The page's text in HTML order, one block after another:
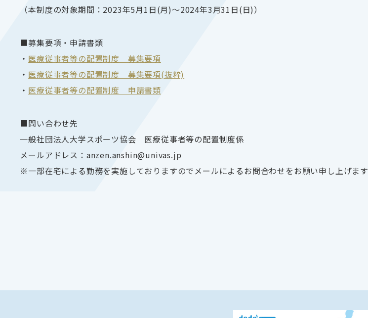
（本制度の対象期間：2023年5月1日(月)～2024年3月31日(日)）
■募集要項・申請書類
・ 医療従事者等の配置制度 募集要項
・ 医療従事者等の配置制度 募集要項(抜粋)
・ 医療従事者等の配置制度 申請書類
■問い合わせ先
一般社団法人大学スポーツ協会 医療従事者等の配置制度係
メールアドレス：anzen.anshin@univas.jp
※一部在宅による勤務を実施しておりますのでメールによるお問合わせをお願い申し上げます